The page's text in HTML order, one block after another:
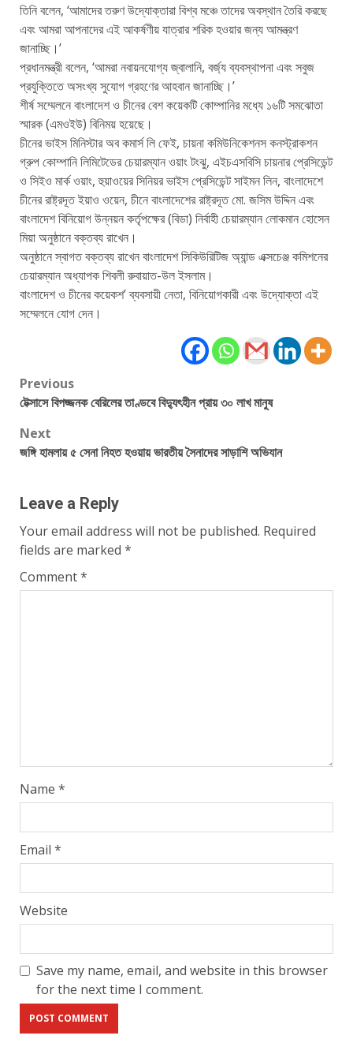
তিনি বলেন, ‘আমাদের তরুণ উদ্যোক্তারা বিশ্ব মঞ্চে তাদের অবস্থান তৈরি করছে
এবং আমরা আপনাদের এই আকর্ষণীয় যাত্রার শরিক হওয়ার জন্য আমন্ত্রণ
জানাচ্ছি।’
প্রধানমন্ত্রী বলেন, ‘আমরা নবায়নযোগ্য জ্বালানি, বর্জ্য ব্যবস্থাপনা এবং সবুজ
প্রযুক্তিতে অসংখ্য সুযোগ গ্রহণের আহবান জানাচ্ছি।’
শীর্ষ সম্মেলনে বাংলাদেশ ও চীনের বেশ কয়েকটি কোম্পানির মধ্যে ১৬টি সমঝোতা
স্মারক (এমওইউ) বিনিময় হয়েছে।
চীনের ভাইস মিনিস্টার অব কমার্স লি ফেই, চায়না কমিউনিকেশনস কনস্ট্রাকশন
গ্রুপ কোম্পানি লিমিটেডের চেয়ারম্যান ওয়াং টংঝু, এইচএসবিসি চায়নার প্রেসিডেন্ট
ও সিইও মার্ক ওয়াং, হুয়াওয়ের সিনিয়র ভাইস প্রেসিডেন্ট সাইমন লিন, বাংলাদেশে
চীনের রাষ্ট্রদূত ইয়াও ওয়েন, চীনে বাংলাদেশের রাষ্ট্রদূত মো. জসিম উদ্দিন এবং
বাংলাদেশ বিনিয়োগ উন্নয়ন কর্তৃপক্ষের (বিডা) নির্বাহী চেয়ারম্যান লোকমান হোসেন
মিয়া অনুষ্ঠানে বক্তব্য রাখেন।
অনুষ্ঠানে স্বাগত বক্তব্য রাখেন বাংলাদেশ সিকিউরিটিজ অ্যান্ড এক্সচেঞ্জ কমিশনের
চেয়ারম্যান অধ্যাপক শিবলী রুবায়াত-উল ইসলাম।
বাংলাদেশ ও চীনের কয়েকশ’ ব্যবসায়ী নেতা, বিনিয়োগকারী এবং উদ্যোক্তা এই
সম্মেলনে যোগ দেন।
Post
Previous
টেক্সাসে বিপজ্জনক বেরিলের তাণ্ডবে বিদ্যুৎহীন প্রায় ৩০ লাখ মানুষ
Next
জঙ্গি হামলায় ৫ সেনা নিহত হওয়ায় ভারতীয় সৈনাদের সাড়াশি অভিযান
Leave a Reply
Your email address will not be published. Required
fields are marked *
Comment*
Name *
Email *
Website
Save my name, email, and website in this browser
for the next time I comment.